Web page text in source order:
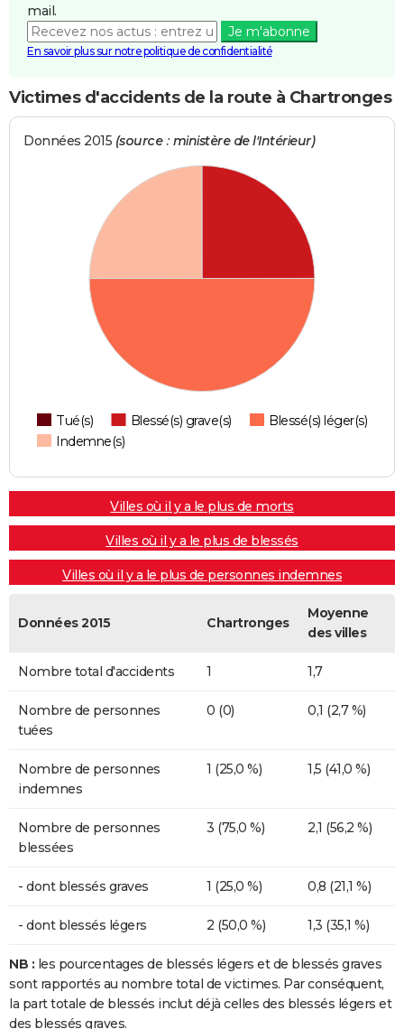
mail.
Je m'abonne
En savoir plus sur notre politique de confidentialité
Victimes d'accidents de la route à Chartronges
Données 2015 (source : ministère de l'Intérieur)
Tué(s) Blessé(s) grave(s)
Blessé(s) léger(s)
Indemne(s)
Villes où il y a le plus de morts
Villes où il y a le plus de blessés
Villes où il y a le plus de personnes indemnes
Données 2015 Chartronges
Moyenne
des villes
Nombre total d'accidents 1 1,7
Nombre de personnes
tuées
0 (0) 0,1 (2,7 %)
Nombre de personnes
indemnes
1 (25,0 %) 1,5 (41,0 %)
Nombre de personnes
blessées
3 (75,0 %) 2,1 (56,2 %)
- dont blessés graves 1 (25,0 %) 0,8 (21,1 %)
- dont blessés légers 2 (50,0 %) 1,3 (35,1 %)
NB : les pourcentages de blessés légers et de blessés graves
sont rapportés au nombre total de victimes. Par conséquent,
la part totale de blessés inclut déjà celles des blessés légers et
des blessés graves.